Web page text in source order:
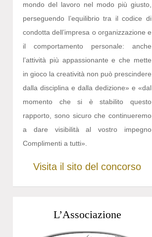
mondo del lavoro nel modo più giusto,
perseguendo l’equilibrio tra il codice di
condotta dell’impresa o organizzazione e
il comportamento personale: anche
l’attività più appassionante e che mette
in gioco la creatività non può prescindere
dalla disciplina e dalla dedizione» e «dal
momento che si è stabilito questo
rapporto, sono sicuro che continueremo
a dare visibilità al vostro impegno
Complimenti a tutti».
Visita il sito del concorso
L’Associazione